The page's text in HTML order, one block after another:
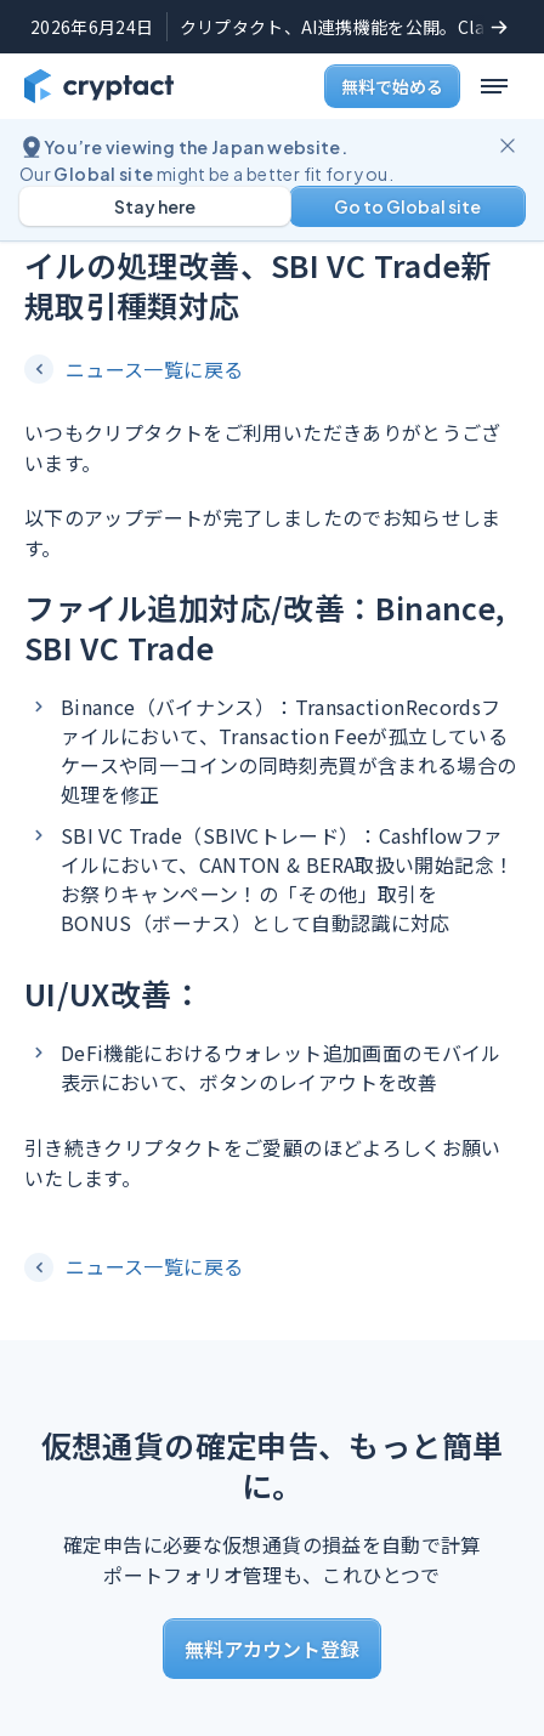
2026年6月24日 クリプタクト、AI連携機能を公開。Claude
無料で始める
You’re viewing the Japan website.
OurGlobal sitemight be a better fit for you.
Go to Global site
Stay here
機能アップデート
Binanceトランザクション記録ファ
イルの処理改善、SBI VC Trade新
規取引種類対応
ニュース一覧に戻る
いつもクリプタクトをご利用いただきありがとうござ
います。
以下のアップデートが完了しましたのでお知らせしま
す。
ファイル追加対応/改善：Binance,
SBI VC Trade
Binance（バイナンス）：TransactionRecordsフ
ァイルにおいて、Transaction Feeが孤立している
ケースや同一コインの同時刻売買が含まれる場合の
処理を修正
SBI VC Trade（SBIVCトレード）：Cashflowファ
イルにおいて、CANTON & BERA取扱い開始記念！
お祭りキャンペーン！の「その他」取引を
BONUS（ボーナス）として自動認識に対応
UI/UX改善：
DeFi機能におけるウォレット追加画面のモバイル
表示において、ボタンのレイアウトを改善
引き続きクリプタクトをご愛顧のほどよろしくお願い
いたします。
ニュース一覧に戻る
仮想通貨の確定申告、もっと簡単
に。
確定申告に必要な仮想通貨の損益を自動で計算
ポートフォリオ管理も、これひとつで
無料アカウント登録